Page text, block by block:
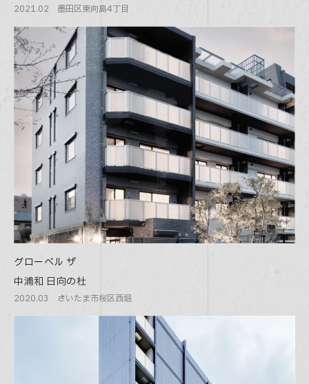
2021.02 墨田区東向島4丁目
グローベル ザ
中浦和 日向の杜
2020.03 さいたま市桜区西堀